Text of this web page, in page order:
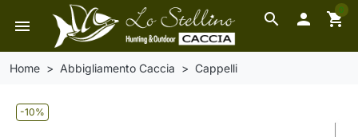
search
menu  shopping_cart
0
Home Abbigliamento Caccia Cappelli
-10%